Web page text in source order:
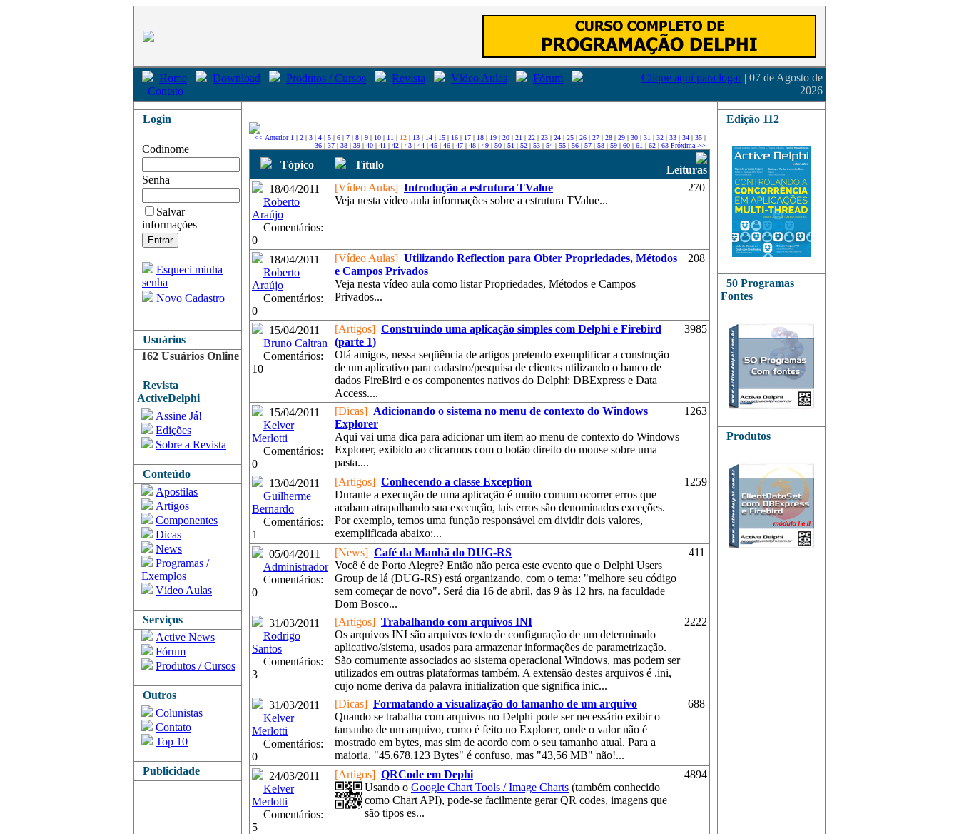
Home Download Produtos / Cursos Revista Vídeo Aulas
Fórum
Contato
Clique aqui para logar | 07 de Agosto de
2026
Login
Codinome
Senha
Salvar
informações
Esqueci minha
senha
Novo Cadastro
Usuários
162 Usuários Online
Revista
ActiveDelphi
Assine Já!
Edições
Sobre a Revista
Conteúdo
Apostilas
Artigos
Componentes
Dicas
News
Programas /
Exemplos
Vídeo Aulas
Serviços
Active News
Fórum
Produtos / Cursos
Outros
Colunistas
Contato
Top 10
Publicidade
<< Anterior 1 | 2| 3| 4| 5| 6| 7| 8| 9| 10| 11 | 12| 13| 14| 15| 16| 17| 18| 19| 20| 21 | 22| 23| 24| 25| 26| 27| 28| 29| 30| 31 | 32| 33| 34| 35|
36| 37| 38| 39| 40| 41 | 42| 43| 44| 45| 46| 47| 48| 49| 50| 51 | 52| 53| 54| 55| 56| 57| 58| 59| 60| 61 | 62| 63 Próxima >>
Tópico Título
Leituras
18/04/2011
Roberto
Araújo
Comentários:
0
[Vídeo Aulas] Introdução a estrutura TValue
Veja nesta vídeo aula informações sobre a estrutura TValue...
270
18/04/2011
Roberto
Araújo
Comentários:
0
[Vídeo Aulas] Utilizando Reflection para Obter Propriedades, Métodos
e Campos Privados
Veja nesta vídeo aula como listar Propriedades, Métodos e Campos
Privados...
208
15/04/2011
Bruno Caltran
Comentários:
10
[Artigos] Construindo uma aplicação simples com Delphi e Firebird
(parte 1)
Olá amigos, nessa seqüência de artigos pretendo exemplificar a construção
de um aplicativo para cadastro/pesquisa de clientes utilizando o banco de
dados FireBird e os componentes nativos do Delphi: DBExpress e Data
Access....
3985
15/04/2011
Kelver
Merlotti
Comentários:
0
[Dicas] Adicionando o sistema no menu de contexto do Windows
Explorer
Aqui vai uma dica para adicionar um item ao menu de contexto do Windows
Explorer, exibido ao clicarmos com o botão direito do mouse sobre uma
pasta....
1263
13/04/2011
Guilherme
Bernardo
Comentários:
1
[Artigos] Conhecendo a classe Exception
Durante a execução de uma aplicação é muito comum ocorrer erros que
acabam atrapalhando sua execução, tais erros são denominados exceções.
Por exemplo, temos uma função responsável em dividir dois valores,
exemplificada abaixo:...
1259
05/04/2011
Administrador
Comentários:
0
[News] Café da Manhã do DUG-RS
Você é de Porto Alegre? Então não perca este evento que o Delphi Users
Group de lá (DUG-RS) está organizando, com o tema: "melhore seu código
sem começar de novo". Será dia 16 de abril, das 9 às 12 hrs, na faculdade
Dom Bosco...
411
31/03/2011
Rodrigo
Santos
Comentários:
3
[Artigos] Trabalhando com arquivos INI
Os arquivos INI são arquivos texto de configuração de um determinado
aplicativo/sistema, usados para armazenar informações de parametrização.
São comumente associados ao sistema operacional Windows, mas podem ser
utilizados em outras plataformas também. A extensão destes arquivos é .ini,
cujo nome deriva da palavra initialization que significa inic...
2222
31/03/2011
Kelver
Merlotti
Comentários:
0
[Dicas] Formatando a visualização do tamanho de um arquivo
Quando se trabalha com arquivos no Delphi pode ser necessário exibir o
tamanho de um arquivo, como é feito no Explorer, onde o valor não é
mostrado em bytes, mas sim de acordo com o seu tamanho atual. Para a
maioria, "45.678.123 Bytes" é confuso, mas "43,56 MB" não!...
688
24/03/2011
Kelver
Merlotti
Comentários:
5
[Artigos] QRCode em Dephi
Usando o Google Chart Tools / Image Charts (também conhecido
como Chart API), pode-se facilmente gerar QR codes, imagens que
são tipos es...
4894
Edição 112
50 Programas
Fontes
Produtos